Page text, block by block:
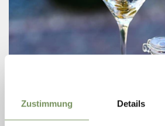
Zustimmung Details